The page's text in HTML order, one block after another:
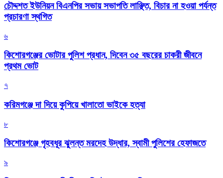
চৌদ্দশত ইউনিয়ন বিএনপির সভায় সভাপতি লাঞ্ছিত, বিচার না হওয়া পর্যন্ত
প্রচারণা স্থগিত
৬
কিশোরগঞ্জের ভোটার পুলিশ প্রধান, দিবেন ৩৫ বছরের চাকরী জীবনে
প্রথম ভোট
৭
করিমগঞ্জে দা দিয়ে কুপিয়ে খালাতো ভাইকে হত্যা
৮
কিশোরগঞ্জে গৃহবধূর ঝুলন্ত মরদেহ উদ্ধার, স্বামী পুলিশের হেফাজতে
৯